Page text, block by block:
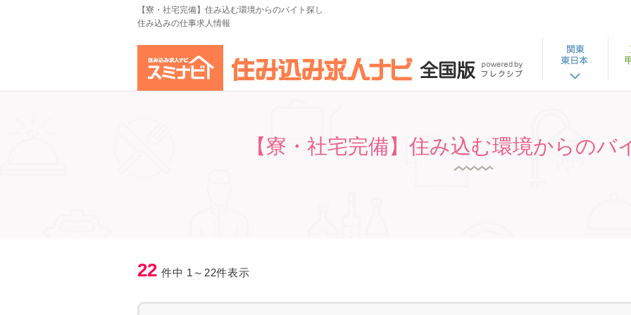
【寮・社宅完備】住み込む環境からのバイト探し
住み込みの仕事求人情報
【寮・社宅完備】住み込む環境からのバ
22 件中 1～22件表示